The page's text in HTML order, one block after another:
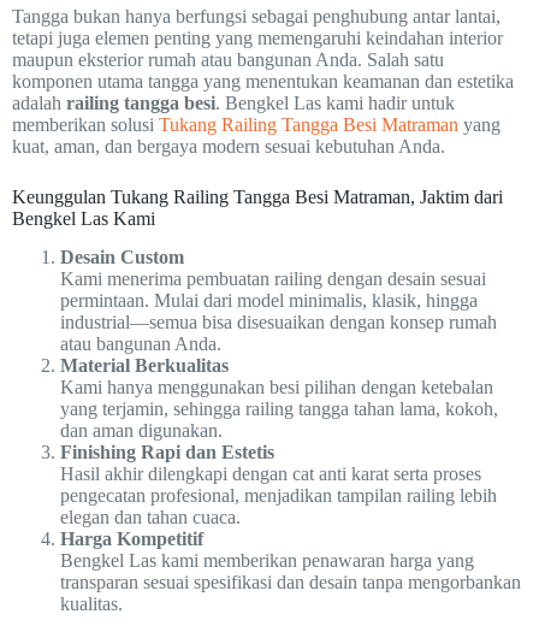
Tangga bukan hanya berfungsi sebagai penghubung antar lantai,
tetapi juga elemen penting yang memengaruhi keindahan interior
maupun eksterior rumah atau bangunan Anda. Salah satu
komponen utama tangga yang menentukan keamanan dan estetika
adalah railing tangga besi. Bengkel Las kami hadir untuk
memberikan solusi Tukang Railing Tangga Besi Matraman yang
kuat, aman, dan bergaya modern sesuai kebutuhan Anda.
Keunggulan Tukang Railing Tangga Besi Matraman, Jaktim dari
Bengkel Las Kami
Desain Custom
Kami menerima pembuatan railing dengan desain sesuai
permintaan. Mulai dari model minimalis, klasik, hingga
industrial—semua bisa disesuaikan dengan konsep rumah
atau bangunan Anda.
Material Berkualitas
Kami hanya menggunakan besi pilihan dengan ketebalan
yang terjamin, sehingga railing tangga tahan lama, kokoh,
dan aman digunakan.
Finishing Rapi dan Estetis
Hasil akhir dilengkapi dengan cat anti karat serta proses
pengecatan profesional, menjadikan tampilan railing lebih
elegan dan tahan cuaca.
Harga Kompetitif
Bengkel Las kami memberikan penawaran harga yang
transparan sesuai spesifikasi dan desain tanpa mengorbankan
kualitas.